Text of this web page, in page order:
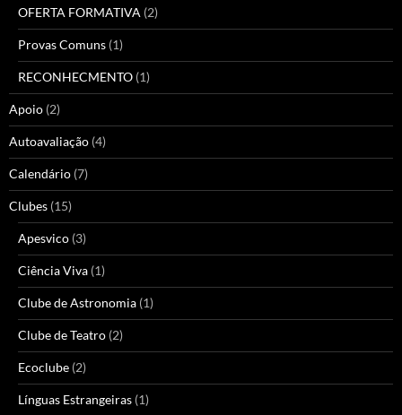
OFERTA FORMATIVA (2)
Provas Comuns (1)
RECONHECMENTO (1)
Apoio (2)
Autoavaliação (4)
Calendário (7)
Clubes (15)
Apesvico (3)
Ciência Viva (1)
Clube de Astronomia (1)
Clube de Teatro (2)
Ecoclube (2)
Línguas Estrangeiras (1)